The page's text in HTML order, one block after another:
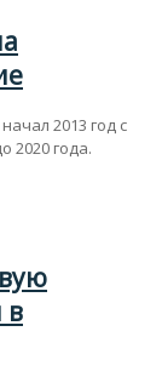
2013 год с
2020 года.
в